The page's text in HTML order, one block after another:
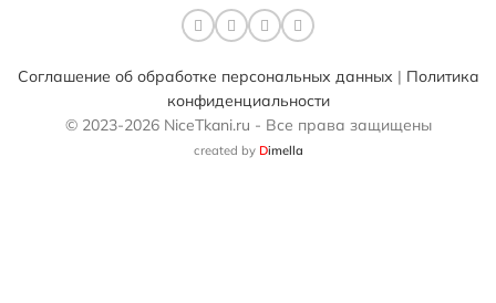
Соглашение об обработке персональных данных | Политика
конфиденциальности
© 2023-2026 NiceTkani.ru - Все права защищены
created by Dimella